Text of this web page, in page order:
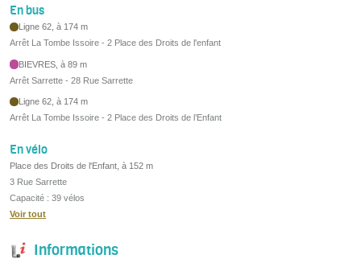
En bus
Ligne 62, à 174 m
Arrêt La Tombe Issoire - 2 Place des Droits de l'enfant
BIEVRES, à 89 m
Arrêt Sarrette - 28 Rue Sarrette
Ligne 62, à 174 m
Arrêt La Tombe Issoire - 2 Place des Droits de l’Enfant
En vélo
Place des Droits de l'Enfant, à 152 m
3 Rue Sarrette
Capacité : 39 vélos
Voir tout
Informations